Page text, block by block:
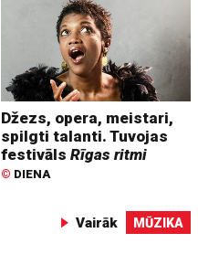
Džezs, opera, meistari,
spilgti talanti. Tuvojas
festivālsRīgas ritmi
© DIENA
Vairāk MŪZIKA